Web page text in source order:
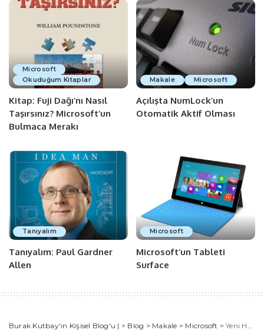
Microsoft
Okuduğum Kitaplar
Kitap: Fuji Dağı’nı Nasıl
Taşırsınız? Microsoft’un
Bulmaca Merakı
Makale Microsoft
Açılışta NumLock’un
Otomatik Aktif Olması
Tanıyalım
Tanıyalım: Paul Gardner
Allen
Microsoft
Microsoft’un Tableti
Surface
Burak Kutbay'ın Kişisel Blog'u | > Blog > Makale > Microsoft >Yeni Hotmail’in Özelliklerini Keşfedin